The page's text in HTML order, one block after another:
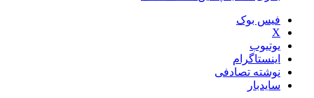
فیس بوک
X
یوتیوب
اینستاگرام
نوشته تصادفی
سایدبار